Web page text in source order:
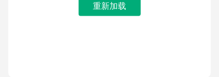
重新加载